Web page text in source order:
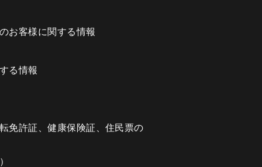
お客様に関する情報
る情報
免許証、健康保険証、住民票の